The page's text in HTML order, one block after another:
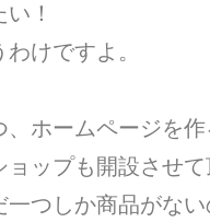
！
けですよ。
、ホームページを
ョップも開設させて
一つしか商品がない